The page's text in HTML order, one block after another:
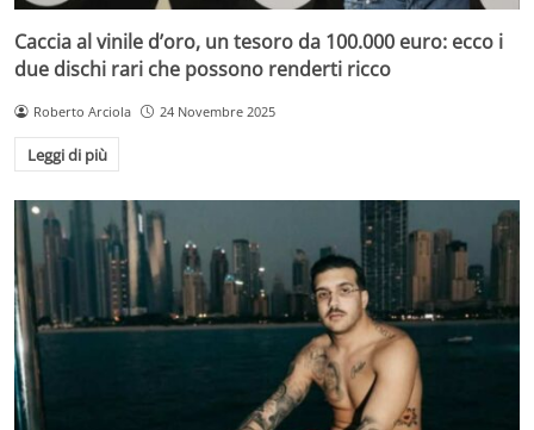
Caccia al vinile d’oro, un tesoro da 100.000 euro: ecco i
due dischi rari che possono renderti ricco
Roberto Arciola 24 Novembre 2025
Leggi di più